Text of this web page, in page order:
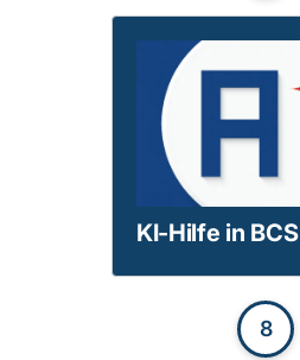
KI-Hilfe in BCS
8